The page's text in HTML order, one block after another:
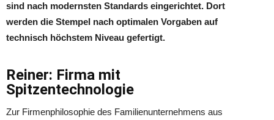
sind nach modernsten Standards eingerichtet. Dort
werden die Stempel nach optimalen Vorgaben auf
technisch höchstem Niveau gefertigt.
Reiner: Firma mit
Spitzentechnologie
Zur Firmenphilosophie des Familienunternehmens aus